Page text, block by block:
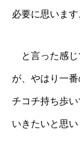
必要に思います
と言った感じ
が、やはり一
チコチ持ち歩
いきたいと思い